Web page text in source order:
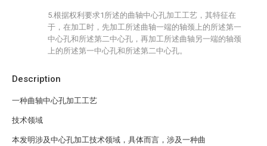
Description
一种曲轴中心孔加工工艺
技术领域
本发明涉及中心孔加工技术领域，具体而言，涉及一种曲
5.根据权利要求1所述的曲轴中心孔加工工艺，其特征在
于，在加工时，先加工所述曲轴一端的轴颈上的所述第一
中心孔和所述第二中心孔，再加工所述曲轴另一端的轴颈
上的所述第一中心孔和所述第二中心孔。